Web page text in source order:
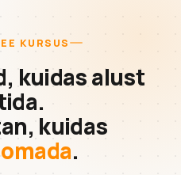
KURSUS
kuidas alust
kuidas
.